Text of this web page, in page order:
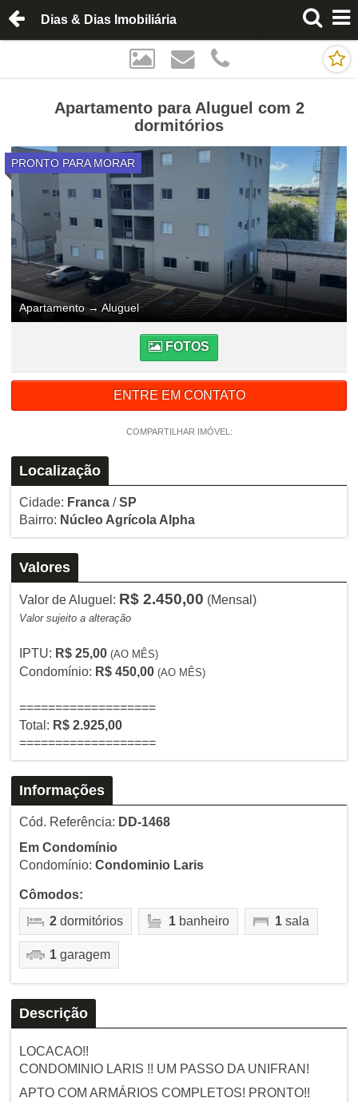
Dias & Dias Imobiliária
Apartamento para Aluguel com 2
dormitórios
PRONTO PARA MORAR
Apartamento → Aluguel
FOTOS
ENTRE EM CONTATO
COMPARTILHAR IMÓVEL:
Localização
Cidade: Franca/SP
Bairro: Núcleo Agrícola Alpha
Valores
Valor de Aluguel: R$ 2.450,00 (Mensal)
Valor sujeito a alteração
IPTU: R$ 25,00 (AO MÊS)
Condomínio: R$ 450,00 (AO MÊS)
===================
Total: R$ 2.925,00
===================
Informações
Cód. Referência: DD-1468
Em Condomínio
Condomínio: Condominio Laris
Cômodos:
2dormitórios 1banheiro 1sala
1garagem
Descrição
LOCACAO!!
CONDOMINIO LARIS !! UM PASSO DA UNIFRAN!
APTO COM ARMÁRIOS COMPLETOS! PRONTO!!